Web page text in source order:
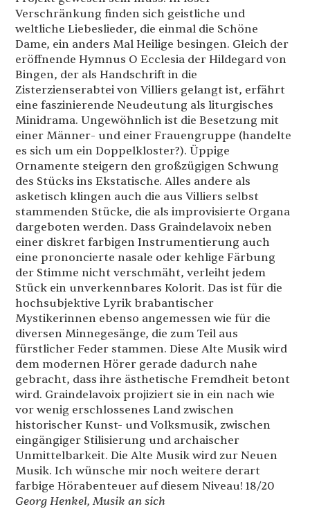
Verschränkung finden sich geistliche und
weltliche Liebeslieder, die einmal die Schöne
Dame, ein anders Mal Heilige besingen. Gleich der
eröffnende Hymnus O Ecclesia der Hildegard von
Bingen, der als Handschrift in die
Zisterzienserabtei von Villiers gelangt ist, erfährt
eine faszinierende Neudeutung als liturgisches
Minidrama. Ungewöhnlich ist die Besetzung mit
einer Männer- und einer Frauengruppe (handelte
es sich um ein Doppelkloster?). Üppige
Ornamente steigern den großzügigen Schwung
des Stücks ins Ekstatische. Alles andere als
asketisch klingen auch die aus Villiers selbst
stammenden Stücke, die als improvisierte Organa
dargeboten werden. Dass Graindelavoix neben
einer diskret farbigen Instrumentierung auch
eine prononcierte nasale oder kehlige Färbung
der Stimme nicht verschmäht, verleiht jedem
Stück ein unverkennbares Kolorit. Das ist für die
hochsubjektive Lyrik brabantischer
Mystikerinnen ebenso angemessen wie für die
diversen Minnegesänge, die zum Teil aus
fürstlicher Feder stammen. Diese Alte Musik wird
dem modernen Hörer gerade dadurch nahe
gebracht, dass ihre ästhetische Fremdheit betont
wird. Graindelavoix projiziert sie in ein nach wie
vor wenig erschlossenes Land zwischen
historischer Kunst- und Volksmusik, zwischen
eingängiger Stilisierung und archaischer
Unmittelbarkeit. Die Alte Musik wird zur Neuen
Musik. Ich wünsche mir noch weitere derart
farbige Hörabenteuer auf diesem Niveau! 18/20
Georg Henkel, Musik an sich